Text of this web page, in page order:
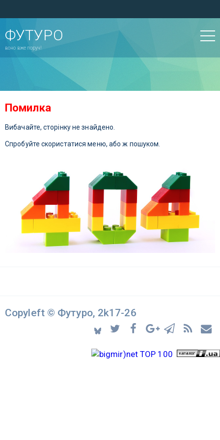
ФУТУРО
воно вже поруч!
Помилка
Вибачайте, сторінку не знайдено.
Спробуйте скористатися меню, або ж пошуком.
Copyleft © Футуро, 2k17-26